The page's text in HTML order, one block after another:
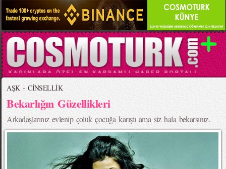
AŞK - CİNSELLİK
Bekarlığın Güzellikleri
Arkadaşlarınız evlenip çoluk çocuğa karıştı ama siz hala bekarsınız.